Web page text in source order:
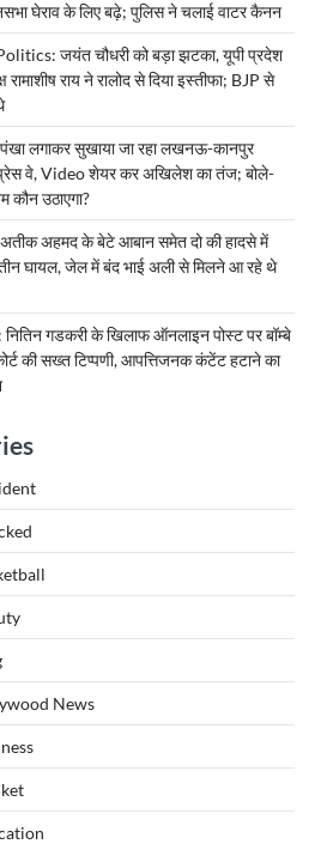
घेराव के लिए बढ़े; पुलिस ने चलाई वाटर कैनन
जयंत चौधरी को बड़ा झटका, यूपी प्रदेश
रामाशीष राय ने रालोद से दिया इस्तीफा; BJP से
लगाकर सुखाया जा रहा लखनऊ-कानपुर
वे, Video शेयर कर अखिलेश का तंज; बोले-
कौन उठाएगा?
अहमद के बेटे आबान समेत दो की हादसे में
घायल, जेल में बंद भाई अली से मिलने आ रहे थे
नितिन गडकरी के खिलाफ ऑनलाइन पोस्ट पर बॉम्बे
की सख्त टिप्पणी, आपत्तिजनक कंटेंट हटाने का
News